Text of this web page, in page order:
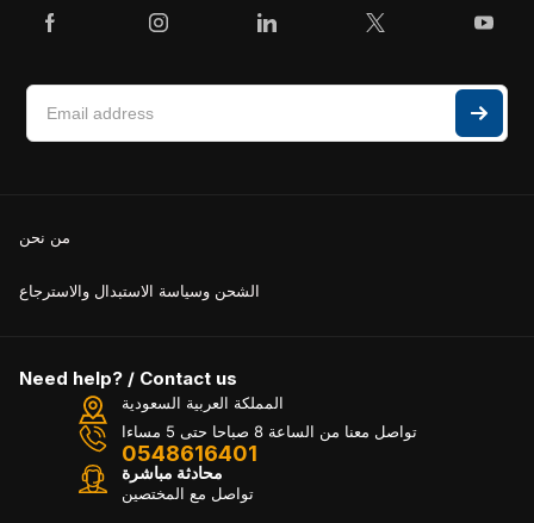
من نحن
الشحن وسياسة الاستبدال والاسترجاع
Need help? / Contact us
المملكة العربية السعودية
تواصل معنا من الساعة 8 صباحا حتى 5 مساءا
0548616401
محادثة مباشرة
تواصل مع المختصين